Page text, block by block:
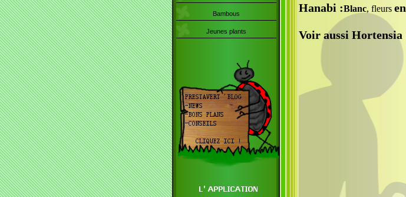
Hanabi :Blanc, fleurs
Voir aussi Hortensia
Bambous
Jeunes plants